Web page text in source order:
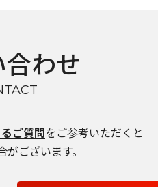
選択
わせ
ご質問をご参考いただくと
ございます。